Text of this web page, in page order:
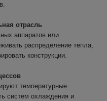
отрасль
аппаратов или
распределение тепла,
конструкции.
температурные
систем охлаждения и